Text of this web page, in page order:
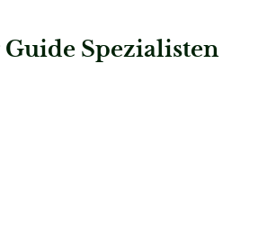
Spezialisten